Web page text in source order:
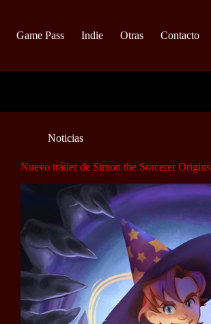
Game Pass Indie Otras Contacto
Noticias
Nuevo tráiler de Simon the Sorcerer Origins